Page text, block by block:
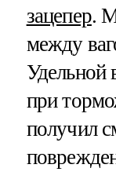
зацепер.
между
Удельной
при
получил